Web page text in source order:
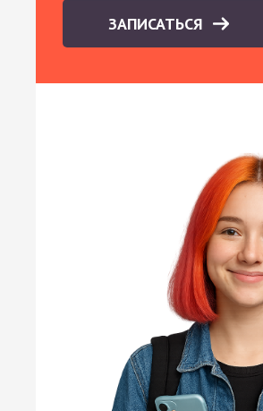
ЗАПИСАТЬСЯ